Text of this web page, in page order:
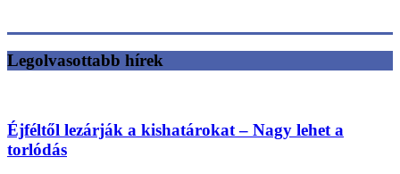
Legolvasottabb hírek
Éjféltől lezárják a kishatárokat – Nagy lehet a
torlódás